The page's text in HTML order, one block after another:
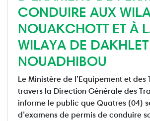
CONDUIRE AUX
NOUAKCHOTT ET À
WILAYA DE DAKHLET
NOUADHIBOU
Le Ministère de l’Equipement et des
travers la Direction Générale des
informe le public que Quatres (04)
d’examens de permis de conduire